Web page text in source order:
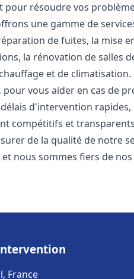
résoudre vos
une gamme de
de fuites, la mise
la rénovation de salles
et de
vous aider en cas de
d'intervention
compétitifs et
de la qualité de notre
nous sommes fiers de
France